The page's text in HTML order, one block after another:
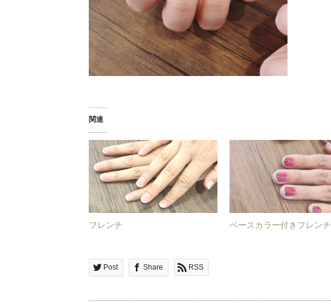
関連
フレンチ ベースカラー付きフレンチ
Post Share RSS